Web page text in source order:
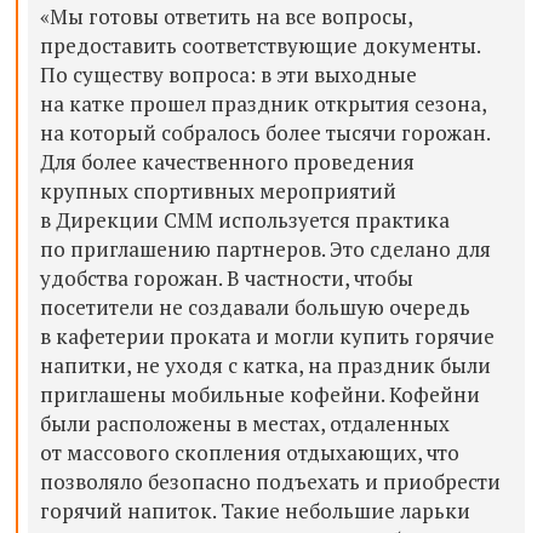
«Мы готовы ответить на все вопросы,
предоставить соответствующие документы.
По существу вопроса: в эти выходные
на катке прошел праздник открытия сезона,
на который собралось более тысячи горожан.
Для более качественного проведения
крупных спортивных мероприятий
в Дирекции СММ используется практика
по приглашению партнеров. Это сделано для
удобства горожан. В частности, чтобы
посетители не создавали большую очередь
в кафетерии проката и могли купить горячие
напитки, не уходя с катка, на праздник были
приглашены мобильные кофейни. Кофейни
были расположены в местах, отдаленных
от массового скопления отдыхающих, что
позволяло безопасно подъехать и приобрести
горячий напиток. Такие небольшие ларьки